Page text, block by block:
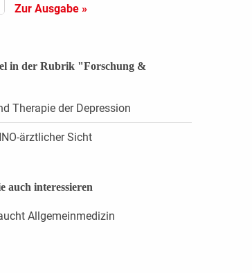
Zur Ausgabe »
in der Rubrik "Forschung &
Therapie der Depression
ärztlicher Sicht
auch interessieren
Allgemeinmedizin